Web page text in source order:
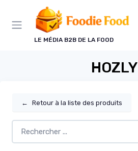
LE MÉDIA B2B DE LA FOOD
HOZLY
← Retour à la liste des produits
Panneau de gestion des cookies